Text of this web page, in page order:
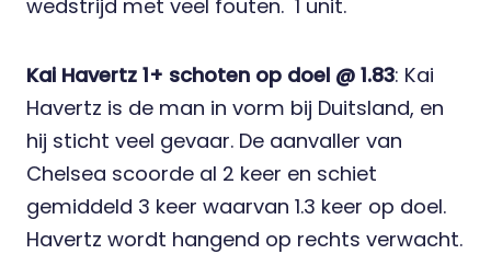
wedstrijd met veel fouten. 1 unit.
Kai Havertz 1+ schoten op doel @ 1.83: Kai
Havertz is de man in vorm bij Duitsland, en
hij sticht veel gevaar. De aanvaller van
Chelsea scoorde al 2 keer en schiet
gemiddeld 3 keer waarvan 1.3 keer op doel.
Havertz wordt hangend op rechts verwacht.